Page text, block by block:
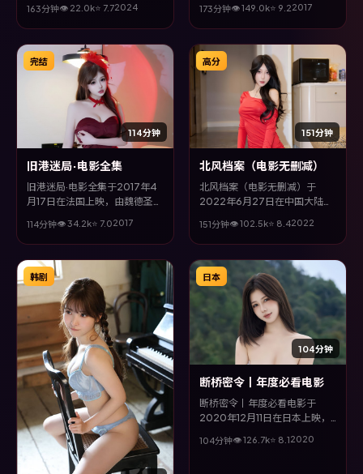
丽颖、木村拓哉等主演。全片以
惊悚类型为主线，视听语言大胆
实验，配乐与场面调度为全片情
绪推波助澜。
163分钟👁 22.0k⭐ 7.72024
娜、赵丽颖等主演。全片以犯罪
类型为主线，影片以冷峻镜头与
饱满表演，呈现人物在极端情境
下的蜕变与救赎。
173分钟👁149.0k⭐ 9.22017
114分钟
完结
旧港迷局·电影全集
旧港迷局·电影全集于2017年4
月17日在法国上映，由魏德圣执
玺、黄渤等主演。全片以犯罪类
型为主线，视听语言大胆实验，
配乐与场面调度为全片情绪推波
助澜。
114分钟👁34.2k⭐ 7.02017
151分钟
高分
北风档案（电影无删减）
北风档案（电影无删减）于
2022年6月27日在中国大陆上
黄渤、菅田将晖、赵涛等主演。
全片以悬疑类型为主线，改编自
真实事件与社会议题，兼具娱乐
性与思考空间。
151分钟👁102.5k⭐ 8.42022
韩剧
104分钟
日本
断桥密令丨年度必看电影
断桥密令丨年度必看电影于
2020年12月11日在日本上映，
政民等主演。全片以科幻类型为
104分钟👁126.7k⭐ 8.12020